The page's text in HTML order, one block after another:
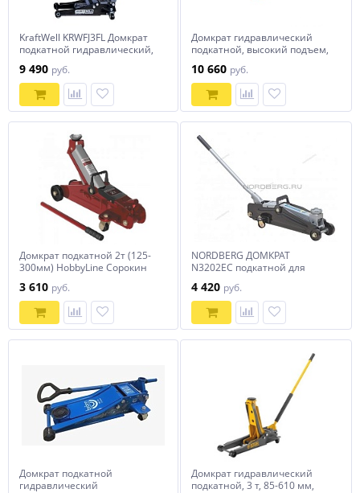
KraftWell KRWFJ3FL Домкрат
подкатной гидравлический,
педалью г/п 3000 кг.
9 490 руб.
Домкрат гидравлический
подкатной, высокий подъем,
10 660 руб.
Домкрат подкатной 2т (125-
300мм) HobbyLine Сорокин
3 610 руб.
NORDBERG ДОМКРАТ
N3202EC подкатной для
Н=135-385 мм
4 420 руб.
Домкрат подкатной
гидравлический
Домкрат гидравлический
подкатной, 3 т, 85-610 мм,